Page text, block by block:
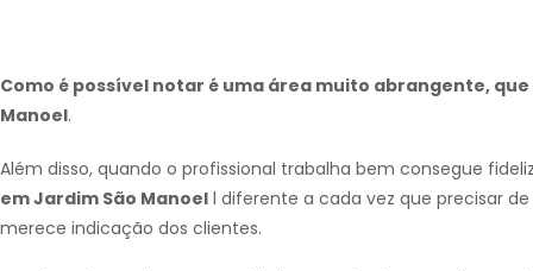
Como é possível notar é uma área muito abrangente,
Manoel.
Além disso, quando o profissional trabalha bem consegue
em Jardim São Manoel l diferente a cada vez que precisar
merece indicação dos clientes.